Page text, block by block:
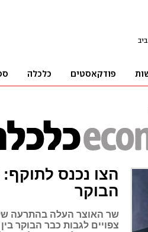
הצו נכנס לתוקף:
הבוקר
שר האוצר העלה בהתרעה